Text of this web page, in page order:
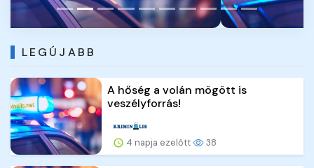
LEGÚJABB
A hőség a volán mögött is
veszélyforrás!
4 napja ezelőtt 38